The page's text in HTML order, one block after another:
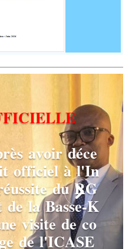
FICIELLE
è i r déce
t officiel à l'In
éussite du RG
de la Basse-K
ne visite de co
e de l'ICASE